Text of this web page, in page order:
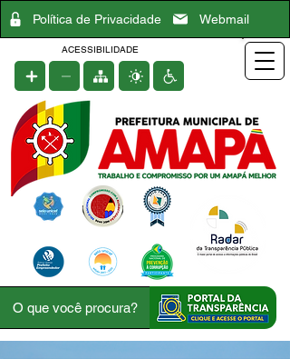
Política de Privacidade Webmail
ACESSIBILIDADE